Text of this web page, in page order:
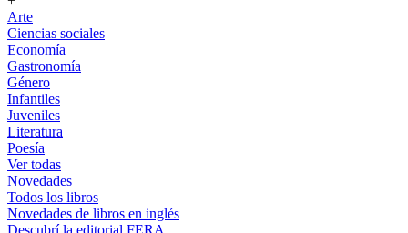
Arte
Ciencias sociales
Economía
Gastronomía
Género
Infantiles
Juveniles
Literatura
Poesía
Ver todas
Novedades
Todos los libros
Novedades de libros en inglés
Descubrí la editorial FERA